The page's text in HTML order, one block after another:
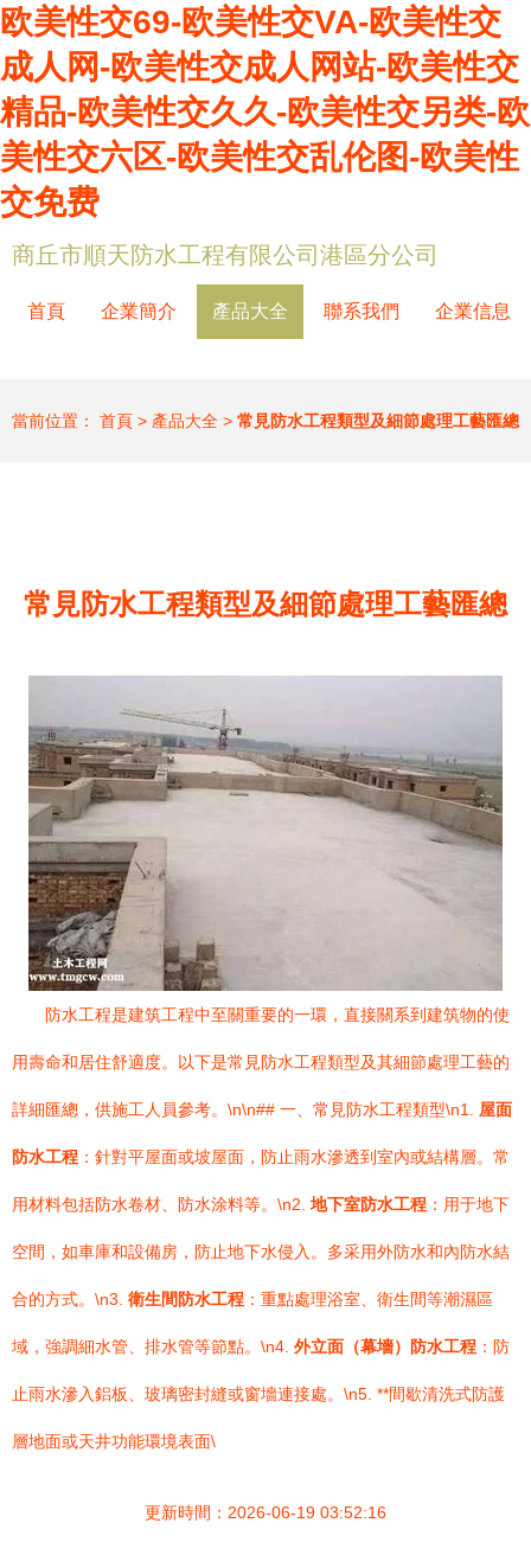
欧美性交69-欧美性交VA-欧美性交
成人网-欧美性交成人网站-欧美性交
精品-欧美性交久久-欧美性交另类-欧
美性交六区-欧美性交乱伦图-欧美性
交免费
商丘市順天防水工程有限公司港區分公司
首頁 企業簡介 產品大全 聯系我們 企業信息
當前位置： 首頁 > 產品大全 > 常見防水工程類型及細節處理工藝匯總
常見防水工程類型及細節處理工藝匯總
防水工程是建筑工程中至關重要的一環，直接關系到建筑物的使
用壽命和居住舒適度。以下是常見防水工程類型及其細節處理工藝的
詳細匯總，供施工人員參考。\n\n## 一、常見防水工程類型\n1. 屋面
防水工程 ：針對平屋面或坡屋面，防止雨水滲透到室內或結構層。常
用材料包括防水卷材、防水涂料等。\n2. 地下室防水工程 ：用于地下
空間，如車庫和設備房，防止地下水侵入。多采用外防水和內防水結
合的方式。\n3. 衛生間防水工程 ：重點處理浴室、衛生間等潮濕區
域，強調細水管、排水管等節點。\n4. 外立面（幕墻）防水工程 ：防
止雨水滲入鋁板、玻璃密封縫或窗墻連接處。\n5. **間歇清洗式防護
層地面或天井功能環境表面\
更新時間：2026-06-19 03:52:16